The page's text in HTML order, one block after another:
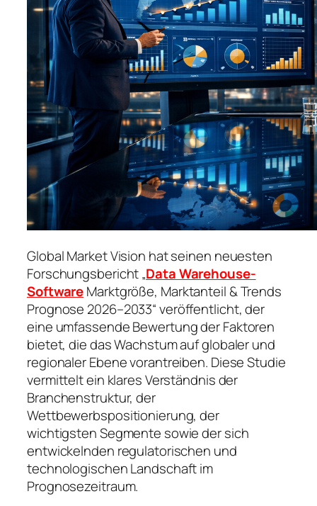
Global Market Vision hat seinen neuesten
Forschungsbericht „Data Warehouse-
SoftwareMarktgröße, Marktanteil & Trends
Prognose 2026–2033“ veröffentlicht, der
eine umfassende Bewertung der Faktoren
bietet, die das Wachstum auf globaler und
regionaler Ebene vorantreiben. Diese Studie
vermittelt ein klares Verständnis der
Branchenstruktur, der
Wettbewerbspositionierung, der
wichtigsten Segmente sowie der sich
entwickelnden regulatorischen und
technologischen Landschaft im
Prognosezeitraum.